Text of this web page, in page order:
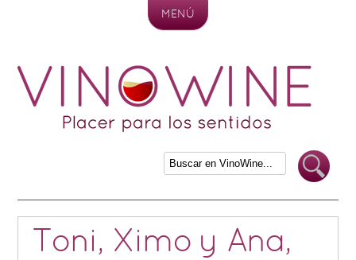
MENÚ
Toni, Ximo y Ana,